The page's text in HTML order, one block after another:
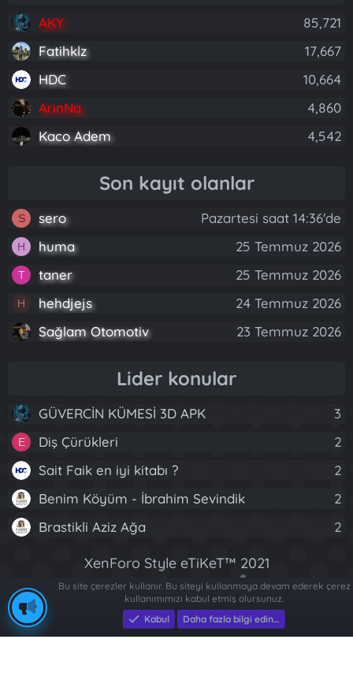
AKY
85,721
Fatihklz
17,667
HDC
10,664
ArinNa
4,860
Kaco Adem
4,542
Son kayıt olanlar
S sero Pazartesi saat 14:36'de
H huma 25 Temmuz 2026
T taner 25 Temmuz 2026
H hehdjejs
24 Temmuz 2026
Sağlam Otomotiv
23 Temmuz 2026
Lider konular
GÜVERCİN KÜMESİ 3D APK 3
E Diş Çürükleri
2
Sait Faik en iyi kitabı ?
2
Benim Köyüm - İbrahim Sevindik
2
Brastikli Aziz Ağa
2
XenForo Style eTiKeT™ 2021
Community platform by XenForo® © 2010-2022
XenForo Ltd.
[XGT] Forum statistics system- XenGenTr
Eksen Bilgisayar Eksen Bilgisayar|e-Ticaret Yazılımları
Fragmanları
Bu site çerezler kullanır. Bu siteyi kullanmaya devam ederek çerez
kullanımımızı kabul etmiş olursunuz.
Kabul
Daha fazla bilgi edin…